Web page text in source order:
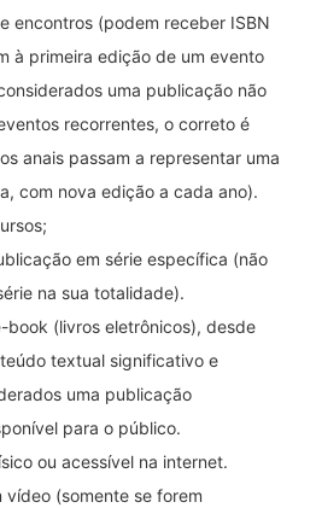
encontros (podem receber ISBN
à primeira edição de um evento
uma publicação não
recorrentes, o correto é
anais passam a representar uma
com nova edição a cada ano).
em série específica (não
na sua totalidade).
book (livros eletrônicos), desde
textual significativo e
uma publicação
para o público.
ou acessível na internet.
vídeo (somente se forem